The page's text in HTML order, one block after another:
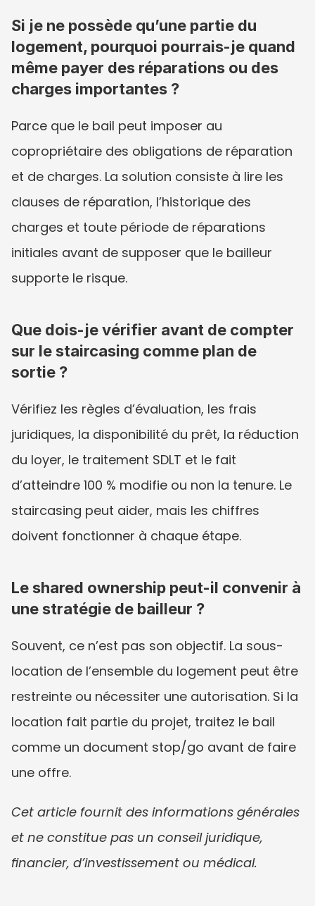
Si je ne possède qu’une partie du
logement, pourquoi pourrais-je quand
même payer des réparations ou des
charges importantes ?
Parce que le bail peut imposer au
copropriétaire des obligations de réparation
et de charges. La solution consiste à lire les
clauses de réparation, l’historique des
charges et toute période de réparations
initiales avant de supposer que le bailleur
supporte le risque.
Que dois-je vérifier avant de compter
sur le staircasing comme plan de
sortie ?
Vérifiez les règles d’évaluation, les frais
juridiques, la disponibilité du prêt, la réduction
du loyer, le traitement SDLT et le fait
d’atteindre 100 % modifie ou non la tenure. Le
staircasing peut aider, mais les chiffres
doivent fonctionner à chaque étape.
Le shared ownership peut-il convenir à
une stratégie de bailleur ?
Souvent, ce n’est pas son objectif. La sous-
location de l’ensemble du logement peut être
restreinte ou nécessiter une autorisation. Si la
location fait partie du projet, traitez le bail
comme un document stop/go avant de faire
une offre.
Cet article fournit des informations générales
et ne constitue pas un conseil juridique,
financier, d’investissement ou médical.